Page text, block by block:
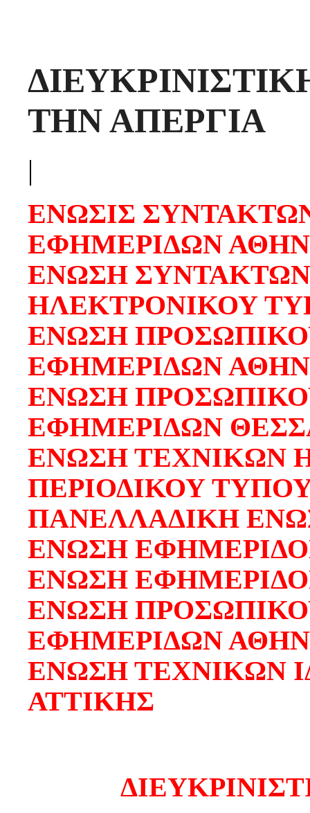
ΤΗΝ ΑΠΕΡΓΙΑ
|
ΕΝΩΣΙΣ
ΕΦΗΜΕΡΙΔΩΝ
ΕΝΩΣΗ ΣΥΝΤΑΚΤΩΝ
ΗΛΕΚΤΡΟΝΙΚΟΥ
ΕΝΩΣΗ
ΕΦΗΜΕΡΙΔΩΝ
ΕΝΩΣΗ
ΕΦΗΜΕΡΙΔΩΝ
ΕΝΩΣΗ ΤΕΧΝΙΚΩΝ
ΠΕΡΙΟΔΙΚΟΥ
ΠΑΝΕΛΛΑΔΙΚΗ
ΕΝΩΣΗ
ΕΝΩΣΗ
ΕΝΩΣΗ
ΕΦΗΜΕΡΙΔΩΝ
ΕΝΩΣΗ ΤΕΧΝΙΚΩΝ
ΑΤΤΙΚΗΣ